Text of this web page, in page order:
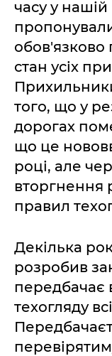
часу у нашій
обов'язково
стан усіх
того, що у
дорогах
що це
році, але
вторгнення
правил
Декілька
розробив
передбачає
техогляду